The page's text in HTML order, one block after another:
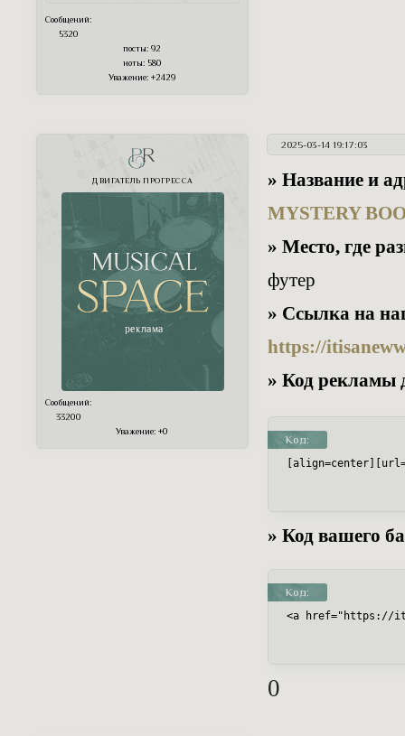
Сообщений:
5320
посты: 92
ноты: 580
Уважение: +2429
2025-03-14 19:17:03
PR
ДВИГАТЕЛЬ ПРОГРЕССА
Сообщений:
33200
Уважение: +0
» Название и
MYSTERY
» Место, где
футер
» Ссылка на
https://
» Код рекламы
Код:
» Код вашего
Код:
<a href="https://
0